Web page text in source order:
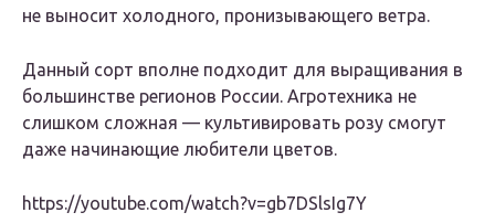
не выносит холодного, пронизывающего ветра.
Данный сорт вполне подходит для выращивания в
большинстве регионов России. Агротехника не
слишком сложная — культивировать розу смогут
даже начинающие любители цветов.
https://youtube.com/watch?v=gb7DSlsIg7Y